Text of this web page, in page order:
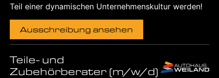
Teil einer dynamischen Unternehmenskultur werden!
Ausschreibung ansehen
Teile- und
Zubehörberater (m/w/d)